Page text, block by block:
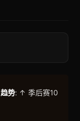
趋势: ↑ 季后赛10